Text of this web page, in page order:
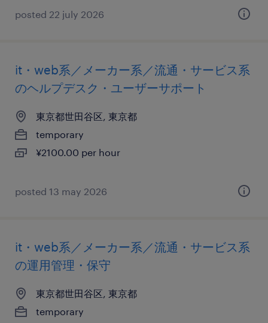
posted 22 july 2026
it・web系／メーカー系／流通・サービス系
のヘルプデスク・ユーザーサポート
東京都世田谷区, 東京都
temporary
¥2100.00 per hour
posted 13 may 2026
it・web系／メーカー系／流通・サービス系
の運用管理・保守
東京都世田谷区, 東京都
temporary